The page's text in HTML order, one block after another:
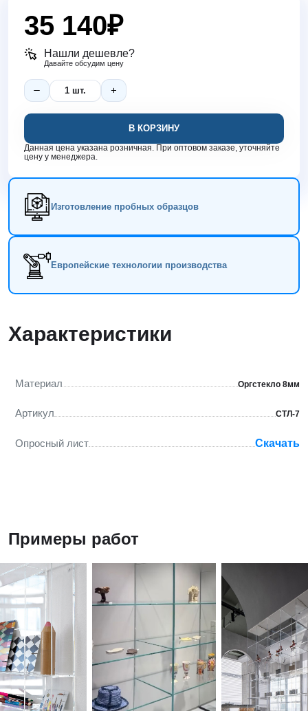
35 140₽
Нашли дешевле?
Давайте обсудим цену
В КОРЗИНУ
Данная цена указана розничная. При оптовом заказе, уточняйте
цену у менеджера.
Изготовление пробных образцов
Европейские технологии производства
Характеристики
Материал Оргстекло 8мм
Артикул СТЛ-7
Опросный лист Скачать
Примеры работ